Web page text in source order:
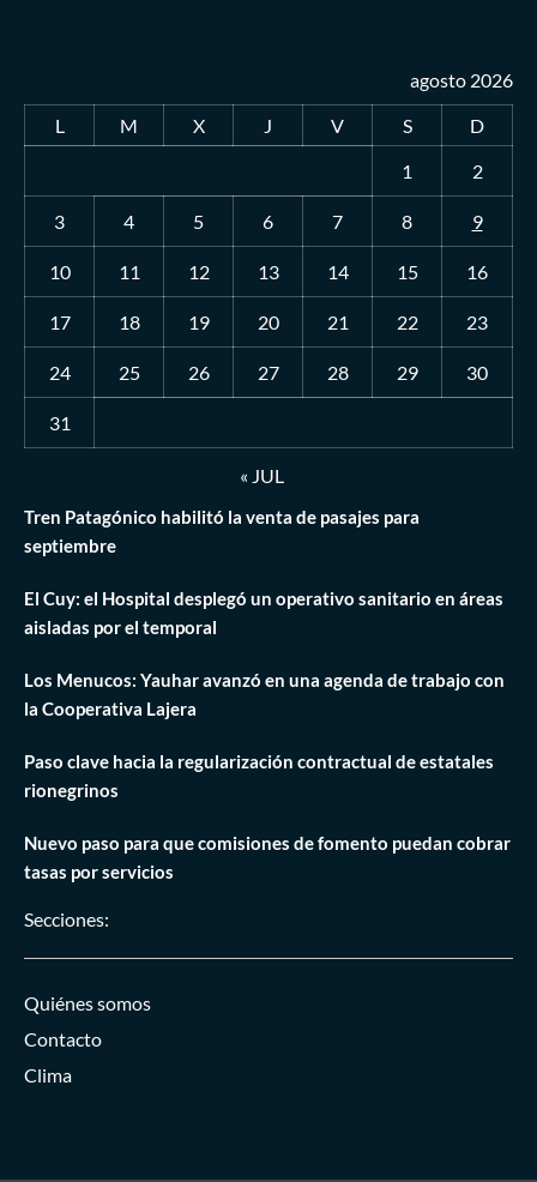
agosto 2026
L
M X J V S
D
1
2
3 4 5 6 7 8 9
10 11 12 13 14 15 16
17 18 19 20 21 22 23
24 25 26 27 28 29 30
31
« JUL
Tren Patagónico habilitó la venta de pasajes para
septiembre
El Cuy: el Hospital desplegó un operativo sanitario en áreas
aisladas por el temporal
Los Menucos: Yauhar avanzó en una agenda de trabajo con
la Cooperativa Lajera
Paso clave hacia la regularización contractual de estatales
rionegrinos
Nuevo paso para que comisiones de fomento puedan cobrar
tasas por servicios
Secciones:
Quiénes somos
Contacto
Clima